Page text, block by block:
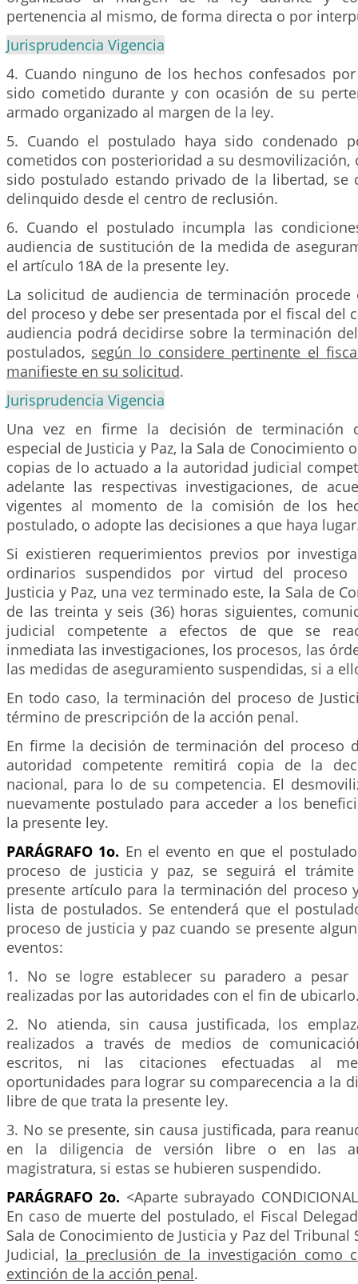
pertenencia al mismo, de forma directa o por
Jurisprudencia Vigencia
4. Cuando ninguno de los hechos confesados
sido cometido durante y con ocasión de su
armado organizado al margen de la ley.
5. Cuando el postulado haya sido condenado
cometidos con posterioridad a su desmovilización,
sido postulado estando privado de la libertad, se
delinquido desde el centro de reclusión.
6. Cuando el postulado incumpla las
audiencia de sustitución de la medida de
el artículo 18A de la presente ley.
La solicitud de audiencia de terminación procede
del proceso y debe ser presentada por el fiscal del
audiencia podrá decidirse sobre la terminación
postulados, según lo considere pertinente el
manifieste en su solicitud.
Jurisprudencia Vigencia
Una vez en firme la decisión de terminación
especial de Justicia y Paz, la Sala de Conocimiento
copias de lo actuado a la autoridad judicial
adelante las respectivas investigaciones, de
vigentes al momento de la comisión de los
postulado, o adopte las decisiones a que haya
Si existieren requerimientos previos por
ordinarios suspendidos por virtud del proceso
Justicia y Paz, una vez terminado este, la Sala de
de las treinta y seis (36) horas siguientes,
judicial competente a efectos de que se
inmediata las investigaciones, los procesos, las
las medidas de aseguramiento suspendidas, si a
En todo caso, la terminación del proceso de
término de prescripción de la acción penal.
En firme la decisión de terminación del proceso
autoridad competente remitirá copia de la
nacional, para lo de su competencia. El
nuevamente postulado para acceder a los
la presente ley.
PARÁGRAFO 1o. En el evento en que el
proceso de justicia y paz, se seguirá el
presente artículo para la terminación del proceso
lista de postulados. Se entenderá que el
proceso de justicia y paz cuando se presente
eventos:
1. No se logre establecer su paradero a pesar
realizadas por las autoridades con el fin de
2. No atienda, sin causa justificada, los
realizados a través de medios de
escritos, ni las citaciones efectuadas al
oportunidades para lograr su comparecencia a la
libre de que trata la presente ley.
3. No se presente, sin causa justificada, para
en la diligencia de versión libre o en las
magistratura, si estas se hubieren suspendido.
PARÁGRAFO 2o. <Aparte subrayado
En caso de muerte del postulado, el Fiscal
Sala de Conocimiento de Justicia y Paz del
Judicial, la preclusión de la investigación como
extinción de la acción penal.